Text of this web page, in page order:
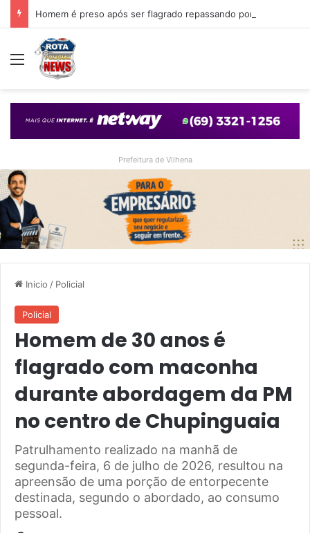
Menu
Prefeitura de Vilhena
Inicio / Policial
Policial
Homem de 30 anos é
flagrado com maconha
durante abordagem da PM
no centro de Chupinguaia
Patrulhamento realizado na manhã de
segunda-feira, 6 de julho de 2026, resultou na
apreensão de uma porção de entorpecente
destinada, segundo o abordado, ao consumo
pessoal.